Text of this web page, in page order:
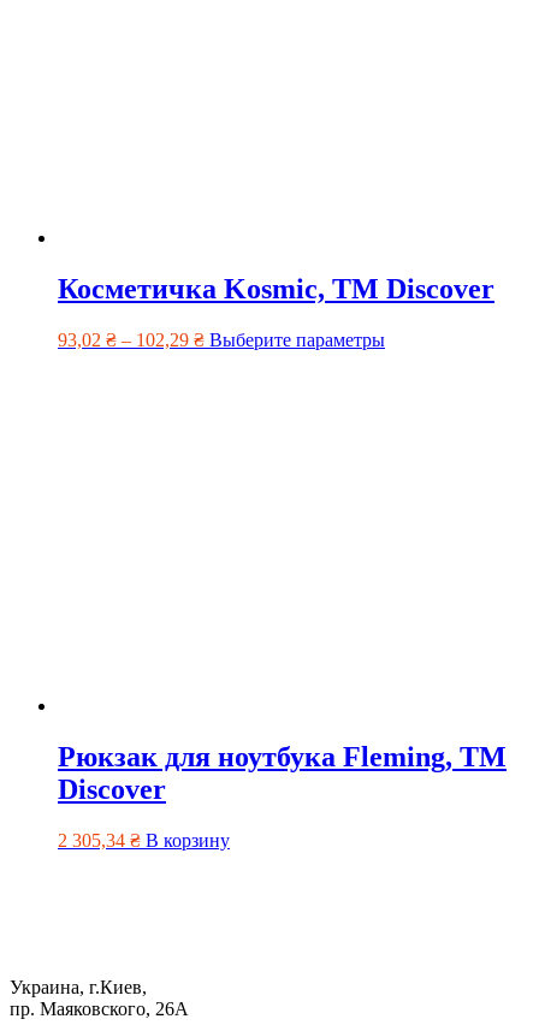
Косметичка Kosmic, TM Discover
93,02 ₴ – 102,29 ₴ Выберите параметры
Рюкзак для ноутбука Fleming, ТМ
Discover
2 305,34 ₴ В корзину
Украина, г.Киев,
пр. Маяковского, 26А